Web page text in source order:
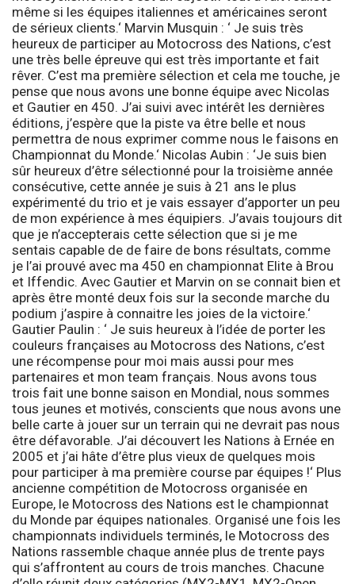
même si les équipes italiennes et américaines seront
de sérieux clients.‘ Marvin Musquin : ‘ Je suis très
heureux de participer au Motocross des Nations, c’est
une très belle épreuve qui est très importante et fait
rêver. C’est ma première sélection et cela me touche, je
pense que nous avons une bonne équipe avec Nicolas
et Gautier en 450. J’ai suivi avec intérêt les dernières
éditions, j’espère que la piste va être belle et nous
permettra de nous exprimer comme nous le faisons en
Championnat du Monde.‘ Nicolas Aubin : ‘Je suis bien
sûr heureux d’être sélectionné pour la troisième année
consécutive, cette année je suis à 21 ans le plus
expérimenté du trio et je vais essayer d’apporter un peu
de mon expérience à mes équipiers. J’avais toujours dit
que je n’accepterais cette sélection que si je me
sentais capable de de faire de bons résultats, comme
je l’ai prouvé avec ma 450 en championnat Elite à Brou
et Iffendic. Avec Gautier et Marvin on se connait bien et
après être monté deux fois sur la seconde marche du
podium j’aspire à connaitre les joies de la victoire.‘
Gautier Paulin : ‘ Je suis heureux à l’idée de porter les
couleurs françaises au Motocross des Nations, c’est
une récompense pour moi mais aussi pour mes
partenaires et mon team français. Nous avons tous
trois fait une bonne saison en Mondial, nous sommes
tous jeunes et motivés, conscients que nous avons une
belle carte à jouer sur un terrain qui ne devrait pas nous
être défavorable. J’ai découvert les Nations à Ernée en
2005 et j’ai hâte d’être plus vieux de quelques mois
pour participer à ma première course par équipes !‘ Plus
ancienne compétition de Motocross organisée en
Europe, le Motocross des Nations est le championnat
du Monde par équipes nationales. Organisé une fois les
championnats individuels terminés, le Motocross des
Nations rassemble chaque année plus de trente pays
qui s’affrontent au cours de trois manches. Chacune